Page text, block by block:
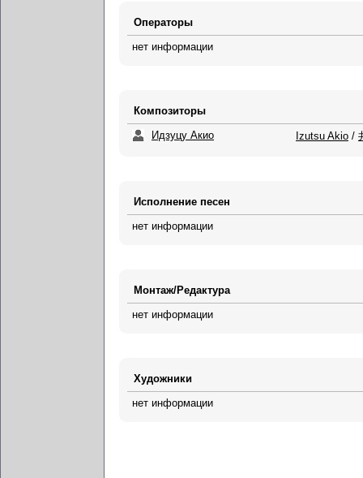
Операторы
нет информации
Композиторы
Идзуцу Акио
Izutsu Akio /
Исполнение песен
нет информации
Монтаж/Редактура
нет информации
Художники
нет информации